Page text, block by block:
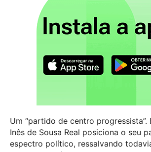
Um “partido de centro progressista”.
Inês de Sousa Real posiciona o seu
espectro político, ressalvando